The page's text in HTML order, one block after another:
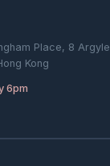
Place, 8 Argyle
Kong
6pm